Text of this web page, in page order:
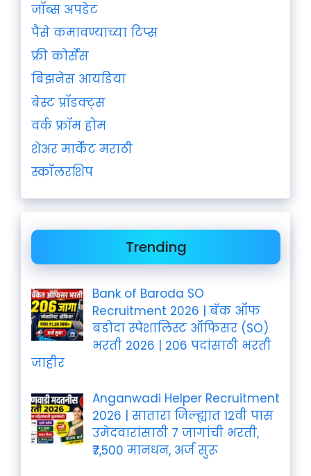
जॉब्स अपडेट
पैसे कमावण्याच्या टिप्स
फ्री कोर्सेस
बिझनेस आयडिया
बेस्ट प्रॉडक्ट्स
वर्क फ्रॉम होम
शेअर मार्केट मराठी
स्कॉलरशिप
Trending
Bank of Baroda SO
Recruitment 2026 | बँक ऑफ
बडोदा स्पेशालिस्ट ऑफिसर (SO)
भरती 2026 | 206 पदांसाठी भरती
जाहीर
Anganwadi Helper Recruitment
2026 | सातारा जिल्ह्यात 12वी पास
उमेदवारांसाठी 7 जागांची भरती,
₹7,500 मानधन, अर्ज सुरू